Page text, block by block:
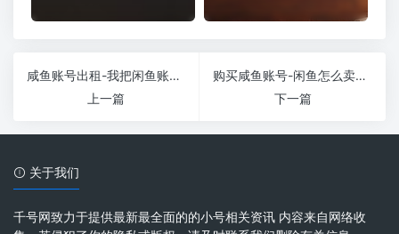
咸鱼账号出租-我把闲鱼账号出租给别人，别人利用闲鱼诈骗。我要承担法律责任吗？
上一篇
购买咸鱼账号-闲鱼怎么卖游戏账号？具体流程是什么？
下一篇
关于我们
千号网致力于提供最新最全面的的小号相关资讯 内容来自网络收